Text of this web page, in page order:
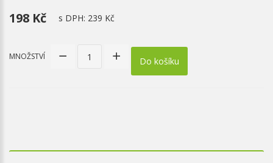
198 Kč s DPH: 239 Kč
MNOŽSTVÍ Do košíku